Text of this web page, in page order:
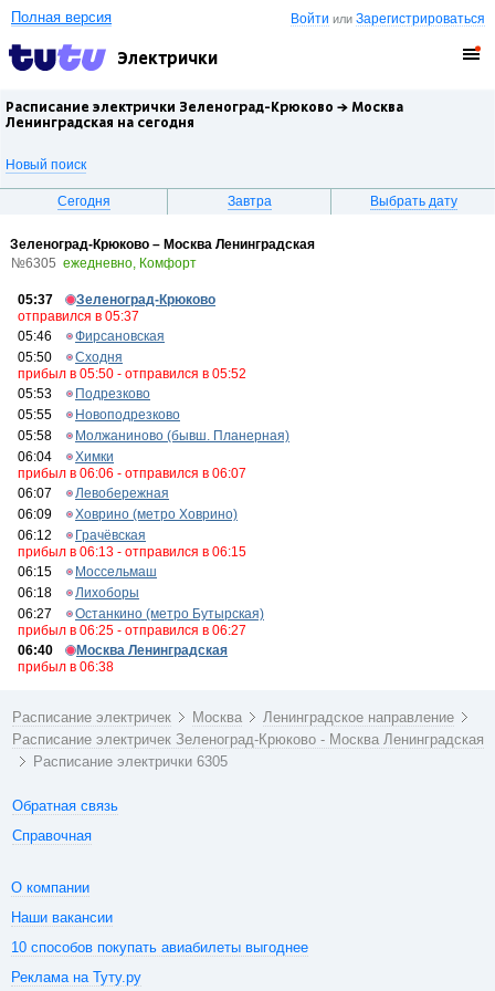
Войти илиЗарегистрироваться
Полная версия
Электрички
Расписание электрички Зеленоград-Крюково → Москва
Ленинградская на сегодня
Новый поиск
Сегодня Завтра Выбрать дату
Зеленоград-Крюково – Москва Ленинградская
№6305 ежедневно, Комфорт
05:37
Зеленоград-Крюково
отправился в 05:37
05:46
Фирсановская
05:50
Сходня
прибыл в 05:50 - отправился в 05:52
05:53
Подрезково
05:55
Новоподрезково
05:58
Молжаниново (бывш. Планерная)
06:04
Химки
прибыл в 06:06 - отправился в 06:07
06:07
Левобережная
06:09
Ховрино (метро Ховрино)
06:12
Грачёвская
прибыл в 06:13 - отправился в 06:15
06:15
Моссельмаш
06:18
Лихоборы
06:27
Останкино (метро Бутырская)
прибыл в 06:25 - отправился в 06:27
06:40
Москва Ленинградская
прибыл в 06:38
Расписание электричек Москва
Ленинградское направление
Расписание электричек Зеленоград-Крюково - Москва Ленинградская
Расписание электрички 6305
Обратная связь
Справочная
О компании
Наши вакансии
10 способов покупать авиабилеты выгоднее
Реклама на Туту.ру